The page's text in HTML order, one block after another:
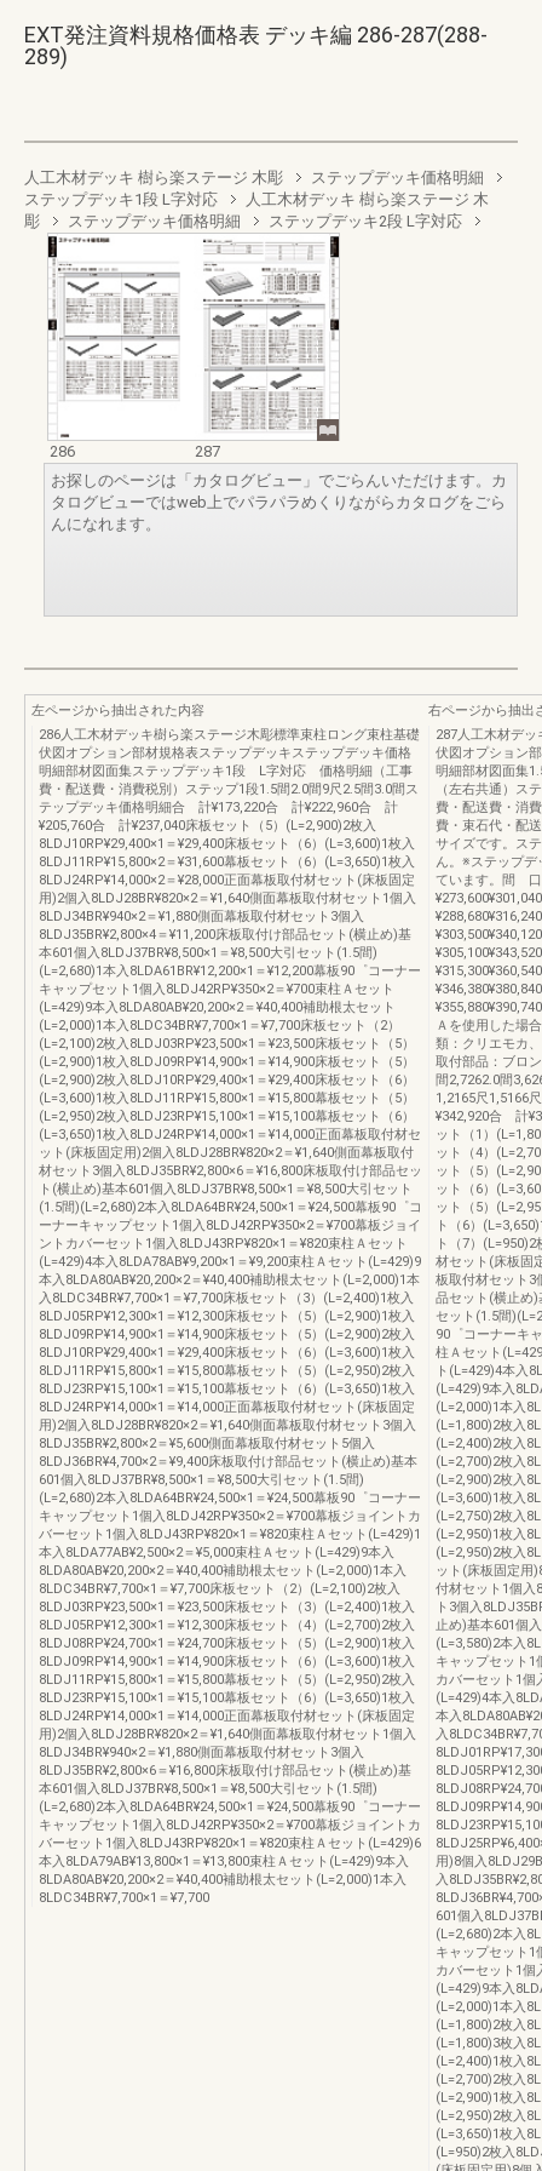
EXT発注資料規格価格表 デッキ編 286-287(288-
289)
人工木材デッキ 樹ら楽ステージ 木彫
ステップデッキ価格明細
ステップデッキ1段 L字対応
人工木材デッキ 樹ら楽ステージ 木
彫
ステップデッキ価格明細 ステップデッキ2段 L字対応
286
287
お探しのページは「カタログビュー」でごらんいただけます。カ
タログビューではweb上でパラパラめくりながらカタログをごら
んになれます。
左ページから抽出された内容
286人工木材デッキ樹ら楽ステージ木彫標準束柱ロング束柱基礎
伏図オプション部材規格表ステップデッキステップデッキ価格
明細部材図面集ステップデッキ1段 L字対応 価格明細（工事
費・配送費・消費税別）ステップ1段1.5間2.0間9尺2.5間3.0間ス
テップデッキ価格明細合 計¥173,220合 計¥222,960合 計
¥205,760合 計¥237,040床板セット（5）(L=2,900)2枚入
8LDJ10RP¥29,400×1＝¥29,400床板セット（6）(L=3,600)1枚入
8LDJ11RP¥15,800×2＝¥31,600幕板セット（6）(L=3,650)1枚入
8LDJ24RP¥14,000×2＝¥28,000正面幕板取付材セット(床板固定
用)2個入8LDJ28BR¥820×2＝¥1,640側面幕板取付材セット1個入
8LDJ34BR¥940×2＝¥1,880側面幕板取付材セット3個入
8LDJ35BR¥2,800×4＝¥11,200床板取付け部品セット(横止め)基
本601個入8LDJ37BR¥8,500×1＝¥8,500大引セット(1.5間)
(L=2,680)1本入8LDA61BR¥12,200×1＝¥12,200幕板90゜コーナー
キャップセット1個入8LDJ42RP¥350×2＝¥700束柱Ａセット
(L=429)9本入8LDA80AB¥20,200×2＝¥40,400補助根太セット
(L=2,000)1本入8LDC34BR¥7,700×1＝¥7,700床板セット（2）
(L=2,100)2枚入8LDJ03RP¥23,500×1＝¥23,500床板セット（5）
(L=2,900)1枚入8LDJ09RP¥14,900×1＝¥14,900床板セット（5）
(L=2,900)2枚入8LDJ10RP¥29,400×1＝¥29,400床板セット（6）
(L=3,600)1枚入8LDJ11RP¥15,800×1＝¥15,800幕板セット（5）
(L=2,950)2枚入8LDJ23RP¥15,100×1＝¥15,100幕板セット（6）
(L=3,650)1枚入8LDJ24RP¥14,000×1＝¥14,000正面幕板取付材セ
ット(床板固定用)2個入8LDJ28BR¥820×2＝¥1,640側面幕板取付
材セット3個入8LDJ35BR¥2,800×6＝¥16,800床板取付け部品セッ
ト(横止め)基本601個入8LDJ37BR¥8,500×1＝¥8,500大引セット
(1.5間)(L=2,680)2本入8LDA64BR¥24,500×1＝¥24,500幕板90゜コ
ーナーキャップセット1個入8LDJ42RP¥350×2＝¥700幕板ジョイ
ントカバーセット1個入8LDJ43RP¥820×1＝¥820束柱Ａセット
(L=429)4本入8LDA78AB¥9,200×1＝¥9,200束柱Ａセット(L=429)9
本入8LDA80AB¥20,200×2＝¥40,400補助根太セット(L=2,000)1本
入8LDC34BR¥7,700×1＝¥7,700床板セット（3）(L=2,400)1枚入
8LDJ05RP¥12,300×1＝¥12,300床板セット（5）(L=2,900)1枚入
8LDJ09RP¥14,900×1＝¥14,900床板セット（5）(L=2,900)2枚入
8LDJ10RP¥29,400×1＝¥29,400床板セット（6）(L=3,600)1枚入
8LDJ11RP¥15,800×1＝¥15,800幕板セット（5）(L=2,950)2枚入
8LDJ23RP¥15,100×1＝¥15,100幕板セット（6）(L=3,650)1枚入
8LDJ24RP¥14,000×1＝¥14,000正面幕板取付材セット(床板固定
用)2個入8LDJ28BR¥820×2＝¥1,640側面幕板取付材セット3個入
8LDJ35BR¥2,800×2＝¥5,600側面幕板取付材セット5個入
8LDJ36BR¥4,700×2＝¥9,400床板取付け部品セット(横止め)基本
601個入8LDJ37BR¥8,500×1＝¥8,500大引セット(1.5間)
(L=2,680)2本入8LDA64BR¥24,500×1＝¥24,500幕板90゜コーナー
キャップセット1個入8LDJ42RP¥350×2＝¥700幕板ジョイントカ
バーセット1個入8LDJ43RP¥820×1＝¥820束柱Ａセット(L=429)1
本入8LDA77AB¥2,500×2＝¥5,000束柱Ａセット(L=429)9本入
8LDA80AB¥20,200×2＝¥40,400補助根太セット(L=2,000)1本入
8LDC34BR¥7,700×1＝¥7,700床板セット（2）(L=2,100)2枚入
8LDJ03RP¥23,500×1＝¥23,500床板セット（3）(L=2,400)1枚入
8LDJ05RP¥12,300×1＝¥12,300床板セット（4）(L=2,700)2枚入
8LDJ08RP¥24,700×1＝¥24,700床板セット（5）(L=2,900)1枚入
8LDJ09RP¥14,900×1＝¥14,900床板セット（6）(L=3,600)1枚入
8LDJ11RP¥15,800×1＝¥15,800幕板セット（5）(L=2,950)2枚入
8LDJ23RP¥15,100×1＝¥15,100幕板セット（6）(L=3,650)1枚入
8LDJ24RP¥14,000×1＝¥14,000正面幕板取付材セット(床板固定
用)2個入8LDJ28BR¥820×2＝¥1,640側面幕板取付材セット1個入
8LDJ34BR¥940×2＝¥1,880側面幕板取付材セット3個入
8LDJ35BR¥2,800×6＝¥16,800床板取付け部品セット(横止め)基
本601個入8LDJ37BR¥8,500×1＝¥8,500大引セット(1.5間)
(L=2,680)2本入8LDA64BR¥24,500×1＝¥24,500幕板90゜コーナー
キャップセット1個入8LDJ42RP¥350×2＝¥700幕板ジョイントカ
バーセット1個入8LDJ43RP¥820×1＝¥820束柱Ａセット(L=429)6
本入8LDA79AB¥13,800×1＝¥13,800束柱Ａセット(L=429)9本入
8LDA80AB¥20,200×2＝¥40,400補助根太セット(L=2,000)1本入
8LDC34BR¥7,700×1＝¥7,700
右ページから抽出
287人工木材デ
伏図オプション
明細部材図面集
（左右共通）
費・配送費・消
費・束石代・配
サイズです。ス
ん。※ステップデ
ています。間 口
Ａを使用した場
類：クリエモカ
取付部品：ブロ
間2,7262.0間
1,2165尺1,5166
¥342,920合 計
ット（1）
ット（4）
ット（5）
ット（6）
ット（5）
ト（6）
ト（7）
材セット(床板固
板取付材セット3
品セット(横止め)
セット(1.5間
90゜コーナーキ
柱Ａセット
ト(L=429)4本入
(L=429)9本入
(L=2,000)1本入
(L=1,800)2枚入
(L=2,400)2枚入
(L=2,700)2枚入
(L=2,900)2枚入
(L=3,600)1枚入
(L=2,750)2枚入
(L=2,950)1枚入
(L=2,950)2枚入
ット(床板固定用
付材セット1個入
ト3個入
止め)基本601個
(L=3,580)2本入
キャップセット1
カバーセット1個
(L=429)4本入
本入
入
用)8個入
入
601個入
(L=2,680)2本入
キャップセット1
カバーセット1個
(L=429)9本入
(L=2,000)1本入
(L=1,800)2枚入
(L=1,800)3枚入
(L=2,400)1枚入
(L=2,700)2枚入
(L=2,900)1枚入
(L=2,950)2枚入
(L=3,650)1枚入
(L=950)2枚入